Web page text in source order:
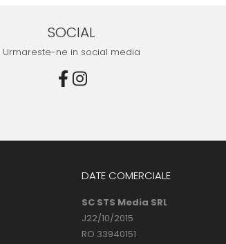
SOCIAL
Urmareste-ne in social media
DATE COMERCIALE
SC STS Media SRL
J22/10/2015
RO 33940151